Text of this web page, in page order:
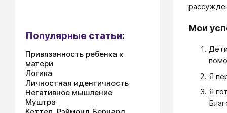
Мои
Я
Я
Популярные статьи:
Привязанность ребенка к
матери
Логика
Личностная идентичность
Негативное мышление
Муштра